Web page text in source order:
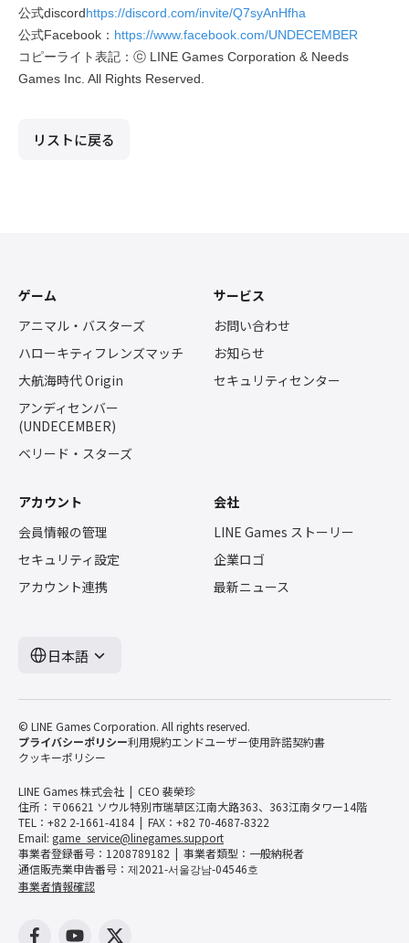
公式discordhttps://discord.com/invite/Q7syAnHfha
公式Facebook： https://www.facebook.com/UNDECEMBER
コピーライト表記：ⓒ LINE Games Corporation & Needs
Games Inc. All Rights Reserved.
リストに戻る
ゲーム
アニマル・バスターズ
ハローキティフレンズマッチ
大航海時代 Origin
アンディセンバー
(UNDECEMBER)
ベリード・スターズ
サービス
お問い合わせ
お知らせ
セキュリティセンター
アカウント
会員情報の管理
セキュリティ設定
アカウント連携
会社
LINE Games ストーリー
企業ロゴ
最新ニュース
日本語
© LINE Games Corporation. All rights reserved.
プライバシーポリシー利用規約エンドユーザー使用許諾契約書
クッキーポリシー
LINE Games 株式会社
CEO 裴榮珍
住所：〒06621 ソウル特別市瑞草区江南大路363、363江南タワー14階
TEL：+82 2-1661-4184
FAX：+82 70-4687-8322
Email: game_service@linegames.support
事業者登録番号：1208789182
事業者類型：一般納税者
通信販売業申告番号：제2021-서울강남-04546호
事業者情報確認